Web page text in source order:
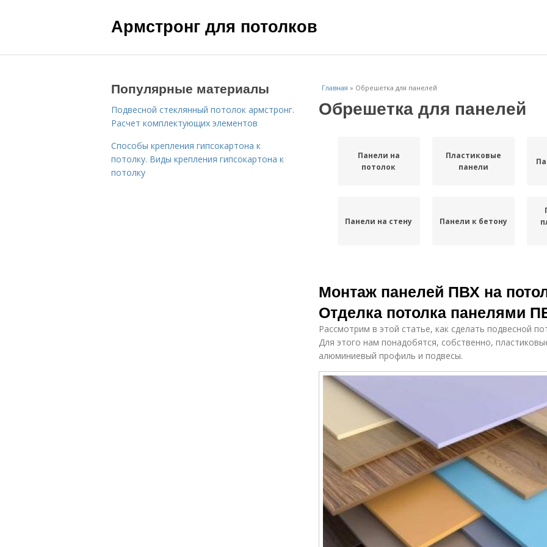
Армстронг для потолков
Главная » Обрешетка для панелей
Обрешетка для панелей
Панели на
потолок
Пластиковые
панели
Панели на стену Панели к бетону
панели
панели
Панели из
пластика
Панели на
балконе
Панели для
потолков
Шпонированные
панели
Панели на кухне
Плинтус под
пластиковые
панели
Панели к
профилю
Монтаж панелей ПВХ на
Отделка потолка панелями
Рассмотрим в этой статье, как сделать подвесной
Для этого нам понадобятся, собственно,
алюминиевый профиль и подвесы.
Популярные материалы
Подвесной стеклянный потолок армстронг.
Расчет комплектующих элементов
Способы крепления гипсокартона к
потолку. Виды крепления гипсокартона к
потолку